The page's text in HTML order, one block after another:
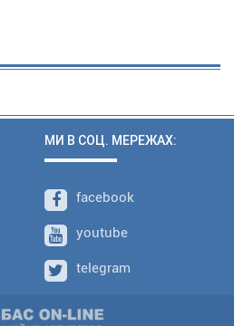
МИ В СОЦ. МЕРЕЖАХ:
facebook
youtube
telegram